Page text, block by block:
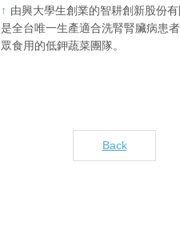
由興大學生創業的智耕創新股份有
是全台唯一生產適合洗腎腎臟病患
眾食用的低鉀蔬菜團隊。
Back